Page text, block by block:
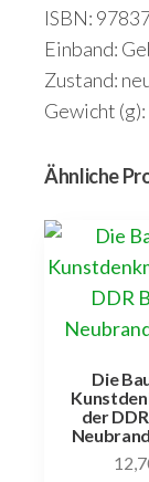
ISBN:
Einband:
Zustand:
Gewicht (g):
Ähnliche
Die
der